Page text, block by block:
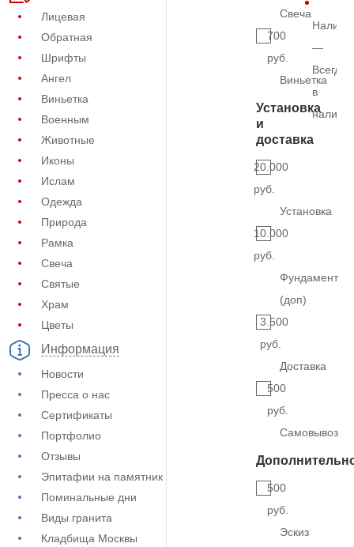
Лицевая
Обратная
Шрифты
Ангел
Виньетка
Военным
Животные
Иконы
Ислам
Одежда
Природа
Рамка
Свеча
Святые
Храм
Цветы
Информация
Новости
Пресса о нас
Сертификаты
Портфолио
Отзывы
Эпитафии на памятник
Поминальные дни
Виды гранита
Кладбища Москвы
Свеча
700
руб.
Виньетка
Установка
и
доставка
20.000
руб.
Установка
10.000
руб.
Фундамент
(доп)
3.500
руб.
Доставка
500
руб.
Самовывоз
500
руб.
Эскиз
—
Всегда
в